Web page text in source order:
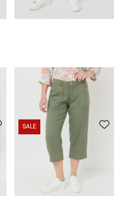
Culotte aus Tencel™ Lyocell-Mix 35,99 € 19,99 €
SALE